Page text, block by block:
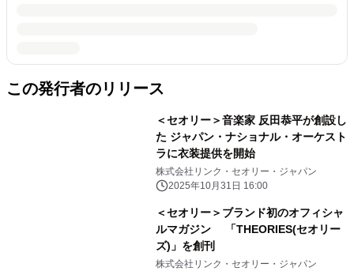
この発行者のリリース
＜セオリー＞音楽家 反田恭平が創設し
た ジャパン・ナショナル・オーケスト
ラに衣装提供を開始
株式会社リンク・セオリー・ジャパン
2025年10月31日 16:00
＜セオリー＞ブランド初のオフィシャ
ルマガジン 「THEORIES(セオリー
ズ)」を創刊
株式会社リンク・セオリー・ジャパン